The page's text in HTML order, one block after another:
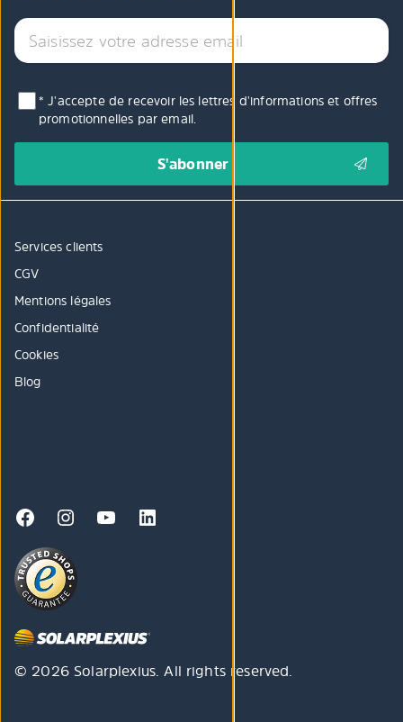
* J'accepte de recevoir les lettres d'informations et offres
promotionnelles par email.
Services clients
CGV
Mentions légales
Confidentialité
Cookies
Blog
© 2026 Solarplexius. All rights reserved.